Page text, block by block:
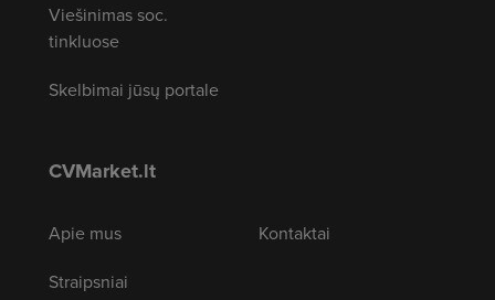
Viešinimas soc.
tinkluose
Skelbimai jūsų portale
CVMarket.lt
Apie mus
Straipsniai
Kontaktai